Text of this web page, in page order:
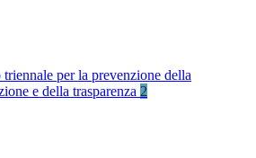
triennale per la prevenzione della
e della trasparenza 2